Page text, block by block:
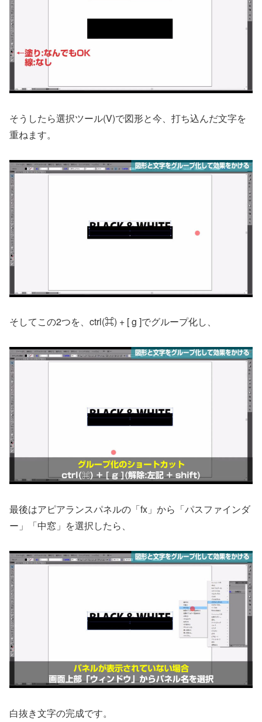
そうしたら選択ツール(V)で図形と今、打ち込んだ文字を
重ねます。
そしてこの2つを、ctrl(⌘) + [ g ]でグループ化し、
最後はアピアランスパネルの「fx」から「パスファインダ
ー」「中窓」を選択したら、
白抜き文字の完成です。